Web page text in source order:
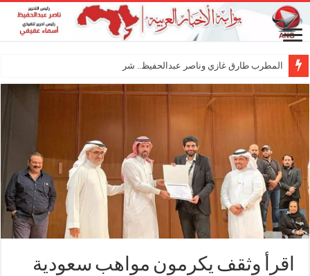
المطرب طارق غازي وناصر عبدالحفيظ.. شراكة فنية ترس
اقرأ وثقف يكرمون مواهب سعودية